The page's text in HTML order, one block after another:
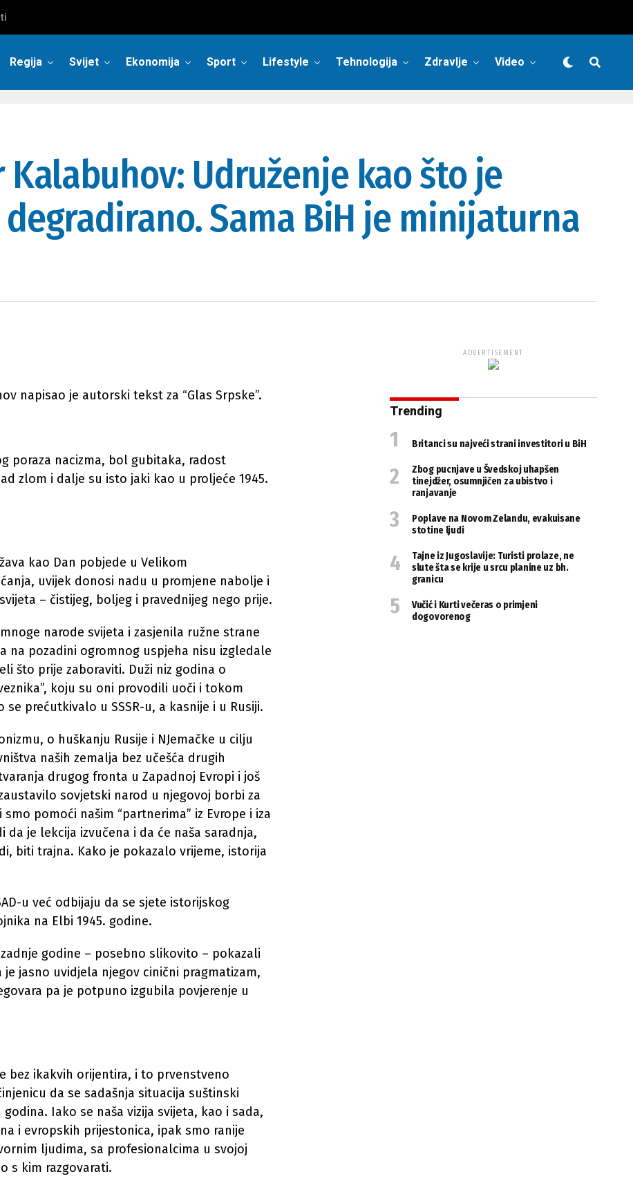
Regija Svijet Ekonomija Sport Lifestyle Tehnologija Zdravlje Video
Kalabuhov: Udruženje kao što je
Sama BiH je minijaturna
napisao je autorski tekst za “Glas Srpske”.
poraza nacizma, bol gubitaka, radost
zlom i dalje su isto jaki kao u proljeće 1945.
kao Dan pobjede u Velikom
uvijek donosi nadu u promjene nabolje i
– čistijeg, boljeg i pravednijeg nego prije.
narode svijeta i zasjenila ružne strane
na pozadini ogromnog uspjeha nisu izgledale
što prije zaboraviti. Duži niz godina o
koju su oni provodili uoči i tokom
prećutkivalo u SSSR-u, a kasnije i u Rusiji.
o huškanju Rusije i NJemačke u cilju
naših zemalja bez učešća drugih
drugog fronta u Zapadnoj Evropi i još
sovjetski narod u njegovoj borbi za
pomoći našim “partnerima” iz Evrope i iza
da je lekcija izvučena i da će naša saradnja,
biti trajna. Kako je pokazalo vrijeme, istorija
u već odbijaju da se sjete istorijskog
na Elbi 1945. godine.
godine – posebno slikovito – pokazali
jasno uvidjela njegov cinični pragmatizam,
pa je potpuno izgubila povjerenje u
bez ikakvih orijentira, i to prvenstveno
da se sadašnja situacija suštinski
Iako se naša vizija svijeta, kao i sada,
i evropskih prijestonica, ipak smo ranije
ljudima, sa profesionalcima u svojoj
s kim razgovarati.
ADVERTISEMENT
Trending
Britanci su najveći strani investitori u BiH
Zbog pucnjave u Švedskoj uhapšen
tinejdžer, osumnjičen za ubistvo i
ranjavanje
Poplave na Novom Zelandu, evakuisane
stotine ljudi
Tajne iz Jugoslavije: Turisti prolaze, ne
slute šta se krije u srcu planine uz bh.
granicu
Vučić i Kurti večeras o primjeni
dogovorenog